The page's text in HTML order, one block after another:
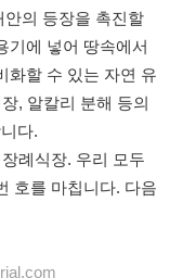
의 등장을 촉진할
기에 넣어 땅속에서
화할 수 있는 자연 유
, 알칼리 분해 등의
다.
례식장. 우리 모두
호를 마칩니다. 다음